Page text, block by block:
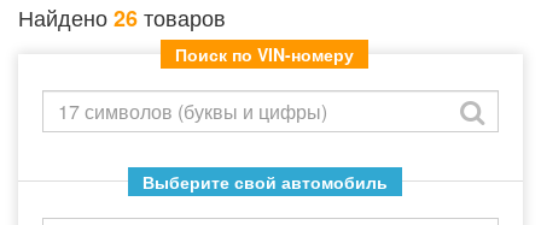
Найдено26товаров
Поиск по VIN-номеру
Выберите свой автомобиль